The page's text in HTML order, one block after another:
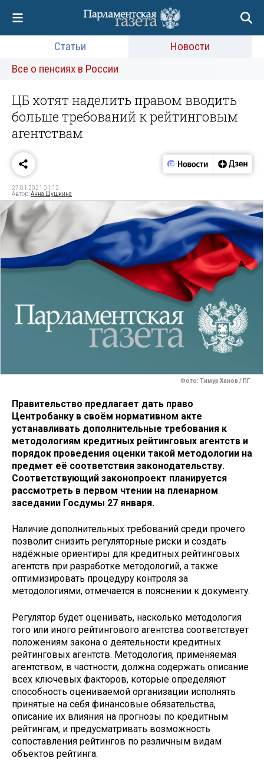
Статьи
Новости
Все о пенсиях в России
ЦБ хотят наделить правом вводить
больше требований к рейтинговым
агентствам
27.01.2021 01:12
Автор:Анна Шушкина
Фото: Тимур Ханов / ПГ
Правительство предлагает дать право
Центробанку в своём нормативном акте
устанавливать дополнительные требования к
методологиям кредитных рейтинговых агентств и
порядок проведения оценки такой методологии на
предмет её соответствия законодательству.
Соответствующий законопроект планируется
рассмотреть в первом чтении на пленарном
заседании Госдумы 27 января.
Наличие дополнительных требований среди прочего
позволит снизить регуляторные риски и создать
надёжные ориентиры для кредитных рейтинговых
агентств при разработке методологий, а также
оптимизировать процедуру контроля за
методологиями, отмечается в пояснении к документу.
Регулятор будет оценивать, насколько методология
того или иного рейтингового агентства соответствует
положениям закона о деятельности кредитных
рейтинговых агентств. Методология, применяемая
агентством, в частности, должна содержать описание
всех ключевых факторов, которые определяют
способность оцениваемой организации исполнять
принятые на себя финансовые обязательства,
описание их влияния на прогнозы по кредитным
рейтингам, и предусматривать возможность
сопоставления рейтингов по различным видам
объектов рейтинга.